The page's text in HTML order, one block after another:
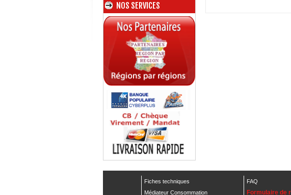
NOS SERVICES
Fiches techniques FAQ
Médiateur Consommation
Formulaire de